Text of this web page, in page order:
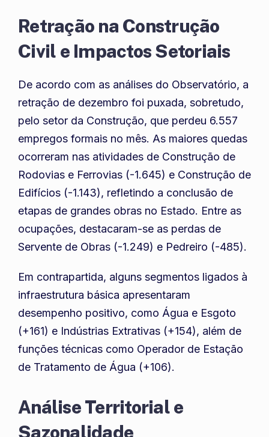
Retração na Construção
Civil e Impactos Setoriais
De acordo com as análises do Observatório, a
retração de dezembro foi puxada, sobretudo,
pelo setor da Construção, que perdeu 6.557
empregos formais no mês. As maiores quedas
ocorreram nas atividades de Construção de
Rodovias e Ferrovias (-1.645) e Construção de
Edifícios (-1.143), refletindo a conclusão de
etapas de grandes obras no Estado. Entre as
ocupações, destacaram-se as perdas de
Servente de Obras (-1.249) e Pedreiro (-485).
Em contrapartida, alguns segmentos ligados à
infraestrutura básica apresentaram
desempenho positivo, como Água e Esgoto
(+161) e Indústrias Extrativas (+154), além de
funções técnicas como Operador de Estação
de Tratamento de Água (+106).
Análise Territorial e
Sazonalidade